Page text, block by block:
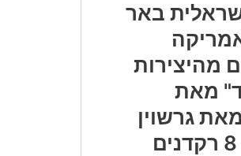
באר
מהיצירות
מאת
גרשוין